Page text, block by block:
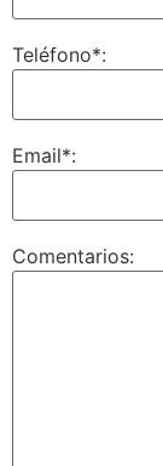
Teléfono*:
Email*:
Comentarios: